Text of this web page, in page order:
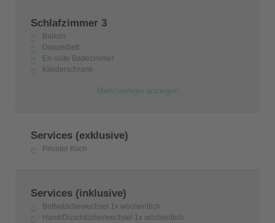
Schlafzimmer 3
Balkon
Doppelbett
En-suite Badezimmer
Kleiderschrank
Mehr/weniger anzeigen
Services (exklusive)
Privater Koch
Services (inklusive)
Bettwäschewechsel 1x wöchentlich
Hand/Duschtücherwechsel 1x wöchentlich